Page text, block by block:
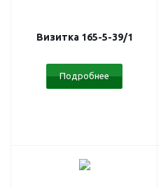
Визитка 165-5-39/1
Подробнее